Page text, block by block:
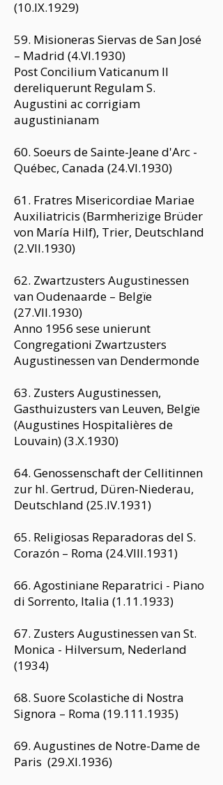
(10.IX.1929)
59. Misioneras Siervas de San José
– Madrid (4.VI.1930)
Post Concilium Vaticanum II
dereliquerunt Regulam S.
Augustini ac corrigiam
augustinianam
60. Soeurs de Sainte-Jeane d'Arc -
Québec, Canada (24.VI.1930)
61. Fratres Misericordiae Mariae
Auxiliatricis (Barmherizige Brüder
von María Hilf), Trier, Deutschland
(2.VII.1930)
62. Zwartzusters Augustinessen
van Oudenaarde – Belgïe
(27.VII.1930)
Anno 1956 sese unierunt
Congregationi Zwartzusters
Augustinessen van Dendermonde
63. Zusters Augustinessen,
Gasthuizusters van Leuven, Belgïe
(Augustines Hospitalières de
Louvain) (3.X.1930)
64. Genossenschaft der Cellitinnen
zur hl. Gertrud, Düren-Niederau,
Deutschland (25.IV.1931)
65. Religiosas Reparadoras del S.
Corazón – Roma (24.VIII.1931)
66. Agostiniane Reparatrici - Piano
di Sorrento, Italia (1.11.1933)
67. Zusters Augustinessen van St.
Monica - Hilversum, Nederland
(1934)
68. Suore Scolastiche di Nostra
Signora – Roma (19.111.1935)
69. Augustines de Notre-Dame de
Paris (29.XI.1936)